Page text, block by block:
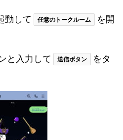
動して 任意のトークルーム
を開
と入力して 送信ボタン
をタ